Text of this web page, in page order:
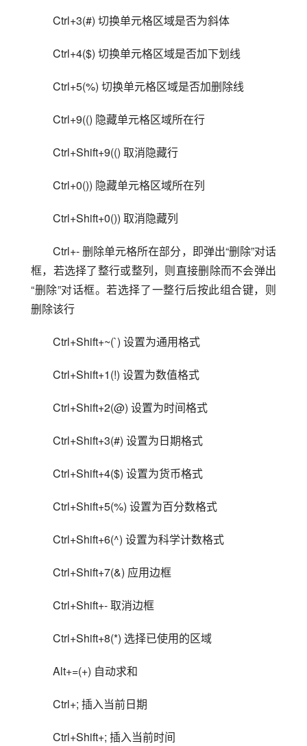
Ctrl+3(#) 切换单元格区域是否为斜体
Ctrl+4($) 切换单元格区域是否加下划线
Ctrl+5(%) 切换单元格区域是否加删除线
Ctrl+9(() 隐藏单元格区域所在行
Ctrl+Shift+9(() 取消隐藏行
Ctrl+0()) 隐藏单元格区域所在列
Ctrl+Shift+0()) 取消隐藏列
Ctrl+- 删除单元格所在部分，即弹出“删除”对话
框，若选择了整行或整列，则直接删除而不会弹出
“删除”对话框。若选择了一整行后按此组合键，则
删除该行
Ctrl+Shift+~(`) 设置为通用格式
Ctrl+Shift+1(!) 设置为数值格式
Ctrl+Shift+2(@) 设置为时间格式
Ctrl+Shift+3(#) 设置为日期格式
Ctrl+Shift+4($) 设置为货币格式
Ctrl+Shift+5(%) 设置为百分数格式
Ctrl+Shift+6(^) 设置为科学计数格式
Ctrl+Shift+7(&) 应用边框
Ctrl+Shift+- 取消边框
Ctrl+Shift+8(*) 选择已使用的区域
Alt+=(+) 自动求和
Ctrl+; 插入当前日期
Ctrl+Shift+; 插入当前时间